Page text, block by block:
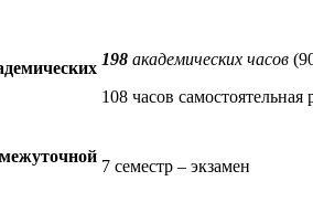
198 академических часов
108 часов самостоятельная
7 семестр – экзамен